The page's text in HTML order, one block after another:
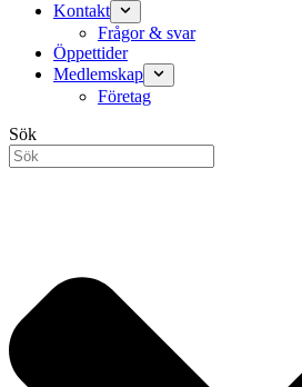
Kontakt
Frågor & svar
Öppettider
Medlemskap
Företag
Sök